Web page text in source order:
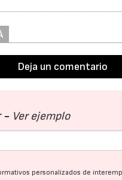
Deja un comentario
- Ver ejemplo
personalizados de